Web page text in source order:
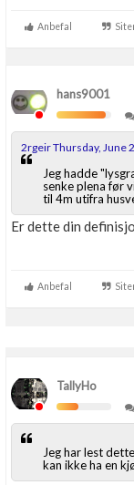
Anbefal
hans9001
2rgeir Thursday, June
Jeg hadde
senke plena før
til 4m utifra
Er dette din
Anbefal
TallyHo
Jeg har lest
kan ikke ha en